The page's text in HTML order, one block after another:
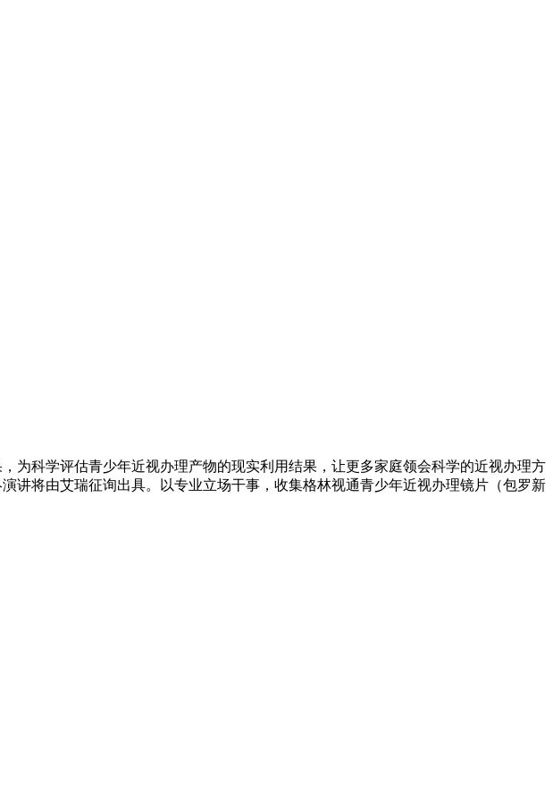
科学评估青少年近视办理产物的现实利用结果，让更多家庭领会科学的近视办理方
讲将由艾瑞征询出具。以专业立场干事，收集格林视通青少年近视办理镜片（包罗新